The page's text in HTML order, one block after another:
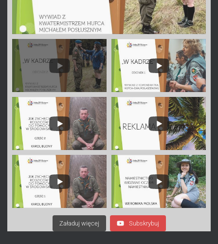
Załaduj więcej Subskrybuj